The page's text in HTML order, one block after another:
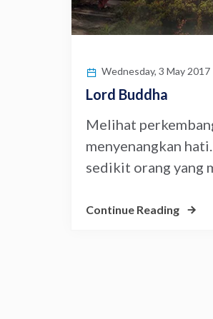
Wednesday, 3 May 2017
Lord Buddha
Melihat
menyenangkan
sedikit orang yang
Continue Reading